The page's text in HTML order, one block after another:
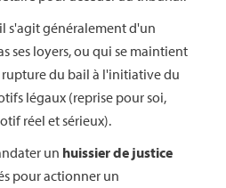
s'agit généralement d'un
ses loyers, ou qui se maintient
rupture du bail à l'initiative du
légaux (reprise pour soi,
réel et sérieux).
un huissier de justice
pour actionner un